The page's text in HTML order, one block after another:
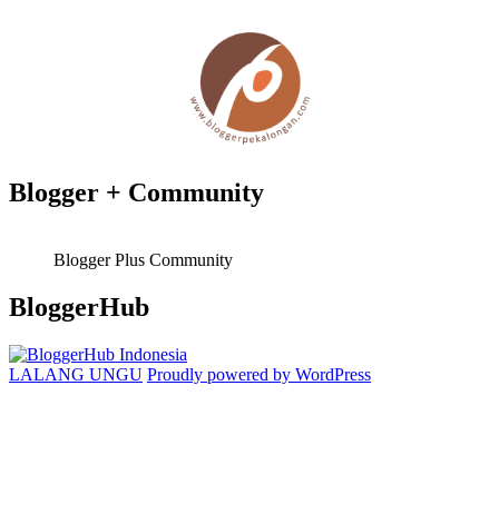
Blogger + Community
Blogger Plus Community
BloggerHub
LALANG UNGU Proudly powered by WordPress